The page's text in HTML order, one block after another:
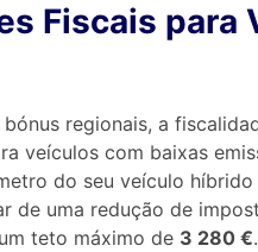
Fiscais para
bónus regionais, a
veículos com baixas
do seu veículo
de uma redução de
teto máximo de 3 280 €.